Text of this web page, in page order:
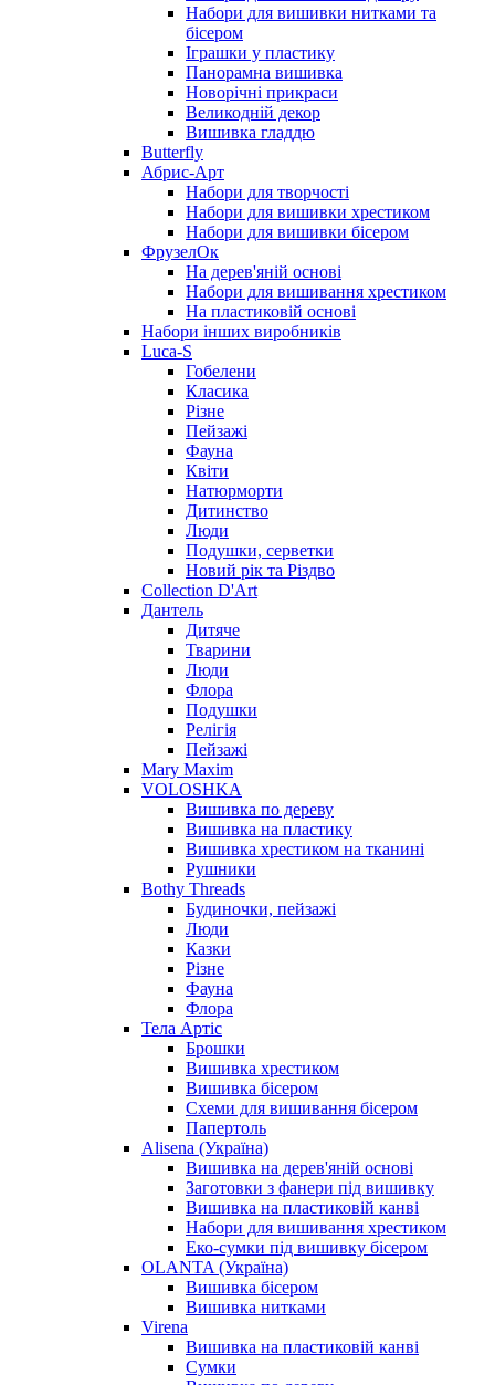
Набори для вишивки нитками та
бісером
Іграшки у пластику
Панорамна вишивка
Новорічні прикраси
Великодній декор
Вишивка гладдю
Butterfly
Абрис-Арт
Набори для творчості
Набори для вишивки хрестиком
Набори для вишивки бісером
ФрузелОк
На дерев'яній основі
Набори для вишивання хрестиком
На пластиковій основі
Набори інших виробників
Luca-S
Гобелени
Класика
Різне
Пейзажі
Фауна
Квіти
Натюрморти
Дитинство
Люди
Подушки, серветки
Новий рік та Різдво
Collection D'Art
Дантель
Дитяче
Тварини
Люди
Флора
Подушки
Релігія
Пейзажі
Mary Maxim
VOLOSHKA
Вишивка по дереву
Вишивка на пластику
Вишивка хрестиком на тканині
Рушники
Bothy Threads
Будиночки, пейзажі
Люди
Казки
Різне
Фауна
Флора
Тела Артіс
Брошки
Вишивка хрестиком
Вишивка бісером
Схеми для вишивання бісером
Папертоль
Alisena (Україна)
Вишивка на дерев'яній основі
Заготовки з фанери під вишивку
Вишивка на пластиковій канві
Набори для вишивання хрестиком
Еко-сумки під вишивку бісером
OLANTA (Україна)
Вишивка бісером
Вишивка нитками
Virena
Вишивка на пластиковій канві
Сумки